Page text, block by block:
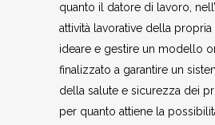
quanto il datore di lavoro,
attività lavorative della propria
ideare e gestire un modello
finalizzato a garantire un
della salute e sicurezza dei
per quanto attiene la